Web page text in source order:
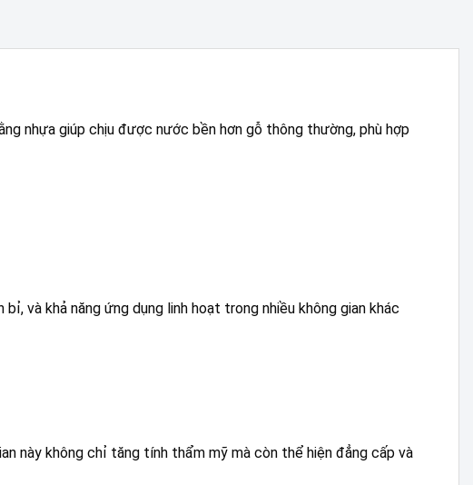
nhựa giúp chịu được nước bền hơn gỗ thông thường, phù hợp
và khả năng ứng dụng linh hoạt trong nhiều không gian khác
này không chỉ tăng tính thẩm mỹ mà còn thể hiện đẳng cấp và